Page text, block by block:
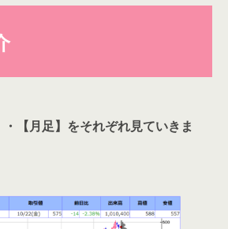
・【月足】をそれぞれ見ていきま